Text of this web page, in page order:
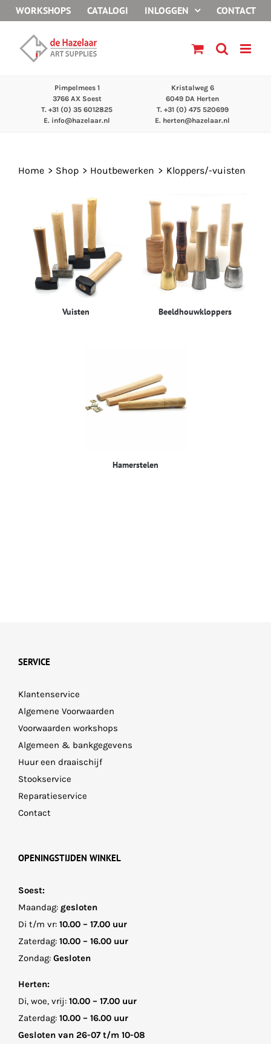
naar
inhoud
WORKSHOPS CATALOGI INLOGGEN CONTACT
Pimpelmees 1
3766 AX Soest
T. +31 (0) 35 6012825
E. info@hazelaar.nl
Kristalweg 6
6049 DA Herten
T. +31 (0) 475 520699
E. herten@hazelaar.nl
Home Shop Houtbewerken Kloppers/-vuisten
Vuisten Beeldhouwkloppers
Hamerstelen
SERVICE
Klantenservice
Algemene Voorwaarden
Voorwaarden workshops
Algemeen & bankgegevens
Huur een draaischijf
Stookservice
Reparatieservice
Contact
OPENINGSTIJDEN WINKEL
Soest:
Maandag: gesloten
Di t/m vr: 10.00 – 17.00 uur
Zaterdag: 10.00 – 16.00 uur
Zondag: Gesloten
Herten:
Di, woe, vrij: 10.00 – 17.00 uur
Zaterdag: 10.00 – 16.00 uur
Gesloten van 26-07 t/m 10-08